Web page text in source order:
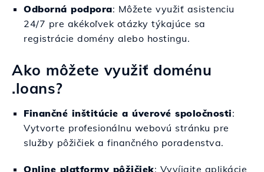
Odborná podpora: Môžete využiť asistenciu
24/7 pre akékoľvek otázky týkajúce sa
registrácie domény alebo hostingu.
Ako môžete využiť doménu
.loans?
Finančné inštitúcie a úverové spoločnosti:
Vytvorte profesionálnu webovú stránku pre
služby pôžičiek a finančného poradenstva.
Online platformy pôžičiek: Vyvíjajte aplikácie